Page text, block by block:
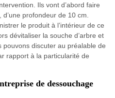
Ils vont d’abord faire
profondeur de 10 cm.
le produit à l’intérieur de ce
dévitaliser la souche d’arbre et
pouvons discuter au préalable de
rapport à la particularité de
de dessouchage